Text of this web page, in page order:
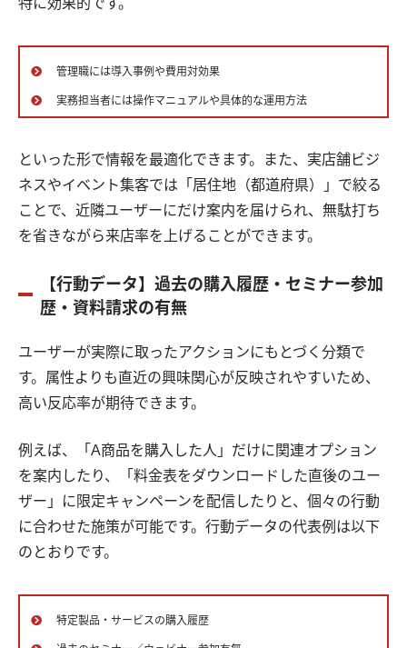
管理職には導入事例や費用対効果
実務担当者には操作マニュアルや具体的な運用方法
といった形で情報を最適化できます。また、実店舗ビジ
ネスやイベント集客では「居住地（都道府県）」で絞る
ことで、近隣ユーザーにだけ案内を届けられ、無駄打ち
を省きながら来店率を上げることができます。
【行動データ】過去の購入履歴・セミナー参加
歴・資料請求の有無
ユーザーが実際に取ったアクションにもとづく分類で
す。属性よりも直近の興味関心が反映されやすいため、
高い反応率が期待できます。
例えば、「A商品を購入した人」だけに関連オプション
を案内したり、「料金表をダウンロードした直後のユー
ザー」に限定キャンペーンを配信したりと、個々の行動
に合わせた施策が可能です。行動データの代表例は以下
のとおりです。
特定製品・サービスの購入履歴